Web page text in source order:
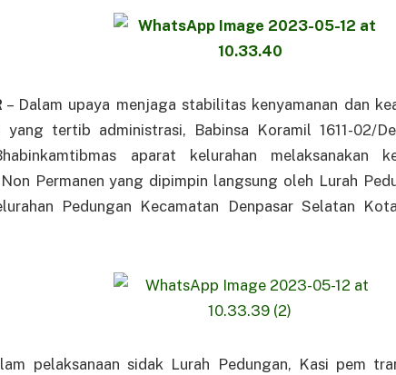
– Dalam upaya menjaga stabilitas kenyamanan dan
yang tertib administrasi, Babinsa Koramil 1611-02/
aparat kelurahan melaksanakan
Permanen yang dipimpin langsung oleh Lurah
Pedungan Kecamatan Denpasar Selatan
pelaksanaan sidak Lurah Pedungan, Kasi pem